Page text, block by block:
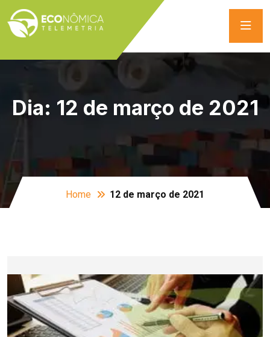
Dia: 12 de março de 2021
Home 12 de março de 2021